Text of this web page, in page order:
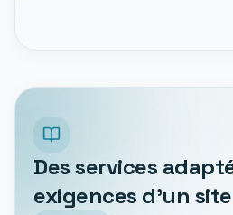
Des services
exigences d'un site